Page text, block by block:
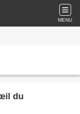
MENU
du